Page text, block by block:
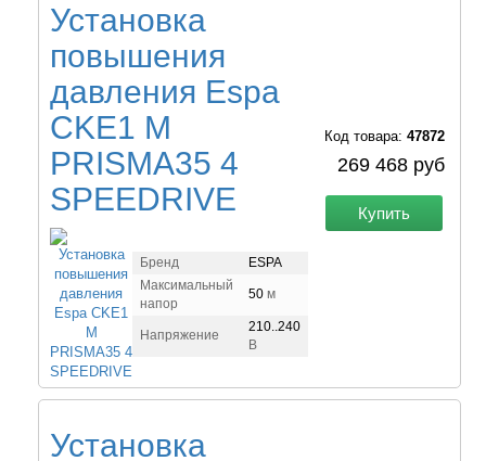
Установка
повышения
давления Espa
CKE1 M
PRISMA35 4
SPEEDRIVE
Код товара: 47872
269 468 руб
Купить
Бренд
ESPA
Максимальный
напор
50 м
Напряжение
210..240
В
Установка